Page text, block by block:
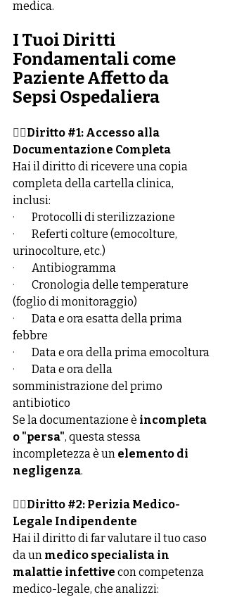
medica.
I Tuoi Diritti
Fondamentali come
Paziente Affetto da
Sepsi Ospedaliera
👉🏻Diritto #1: Accesso alla
Documentazione Completa
Hai il diritto di ricevere una copia
completa della cartella clinica,
inclusi:
· Protocolli di sterilizzazione
· Referti colture (emocolture,
urinocolture, etc.)
· Antibiogramma
· Cronologia delle temperature
(foglio di monitoraggio)
· Data e ora esatta della prima
febbre
· Data e ora della prima emocoltura
· Data e ora della
somministrazione del primo
antibiotico
Se la documentazione è incompleta
o "persa", questa stessa
incompletezza è un elemento di
negligenza.
👉🏻Diritto #2: Perizia Medico-
Legale Indipendente
Hai il diritto di far valutare il tuo caso
da un medico specialista in
malattie infettive con competenza
medico-legale, che analizzi: